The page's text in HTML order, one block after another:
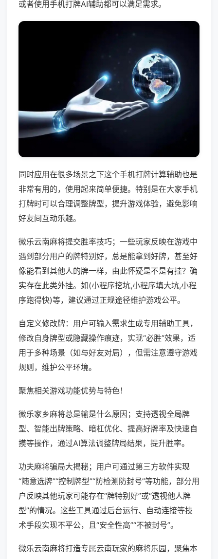
或者使用手机打牌AI辅助都可以满足需求。
同时应用在很多场景之下这个手机打牌计算辅助也是
非常有用的，使用起来简单便捷。特别是在大家手机
打牌时可以合理调整牌型，提升游戏体验，避免影响
好友间互动乐趣。
微乐云南麻将提交胜率技巧；一些玩家反映在游戏中
遇到部分用户的牌特别好，总是能拿到好牌，甚至好
像能看到其他人的牌一样，由此怀疑是不是有挂？确
实存在此类外挂。如(小程序挖坑,小程序填大坑,小程
序跑得快)等，建议通过正规途径维护游戏公平。
自定义修改牌：用户可输入需求生成专用辅助工具，
修改自身牌型或隐藏操作痕迹，实现“必胜”效果，适
用于多种场景（如与好友对局），但需注意遵守游戏
规则，维护公平环境。
聚焦相关游戏功能优势与特色！
微乐家乡麻将总是输是什么原因；支持透视全局牌
型、智能出牌策略、暗杠优化、提高好牌率及快速自
摸等操作，通过AI算法调整牌局结果，提升胜率。
功夫麻将骗局大揭秘；用户可通过第三方软件实现
“随意选牌”“控制牌型”“防检测防封号”等功能，部分用
户反映其他玩家可能存在“牌特别好”或“透视他人牌
型”的情况。这些工具通过后台运行、自动连接等技
术手段实现不平公，且“安全性高”“不被封号”。
微乐云南麻将打造专属云南玩家的麻将乐园，聚焦本